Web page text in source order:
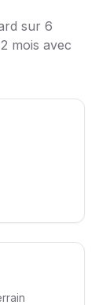
sur 6
mois avec